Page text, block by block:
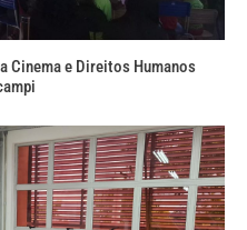
Cinema e Direitos Humanos